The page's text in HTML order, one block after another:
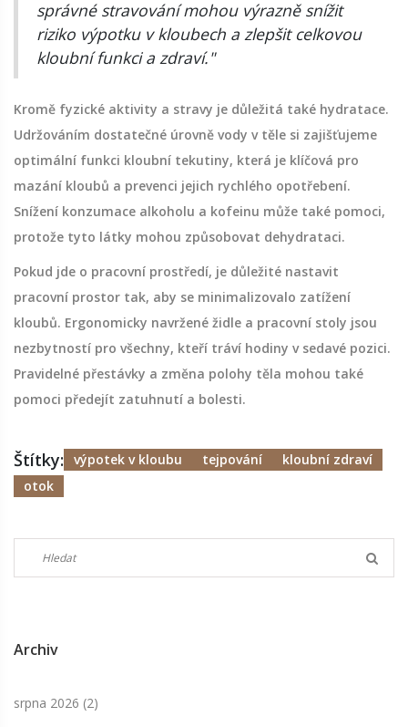
správné stravování mohou výrazně snížit
riziko výpotku v kloubech a zlepšit celkovou
kloubní funkci a zdraví."
Kromě fyzické aktivity a stravy je důležitá také hydratace.
Udržováním dostatečné úrovně vody v těle si zajišťujeme
optimální funkci kloubní tekutiny, která je klíčová pro
mazání kloubů a prevenci jejich rychlého opotřebení.
Snížení konzumace alkoholu a kofeinu může také pomoci,
protože tyto látky mohou způsobovat dehydrataci.
Pokud jde o pracovní prostředí, je důležité nastavit
pracovní prostor tak, aby se minimalizovalo zatížení
kloubů. Ergonomicky navržené židle a pracovní stoly jsou
nezbytností pro všechny, kteří tráví hodiny v sedavé pozici.
Pravidelné přestávky a změna polohy těla mohou také
pomoci předejít zatuhnutí a bolesti.
Štítky: výpotek v kloubu tejpování
kloubní zdraví
otok
Archiv
srpna 2026 (2)